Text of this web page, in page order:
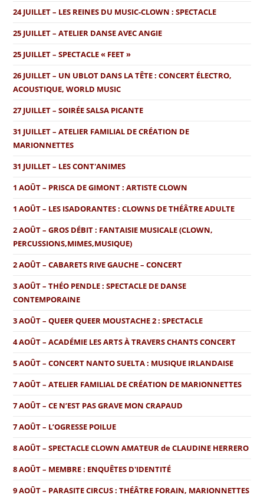
24 JUILLET – LES REINES DU MUSIC-CLOWN : SPECTACLE
25 JUILLET – ATELIER DANSE AVEC ANGIE
25 JUILLET – SPECTACLE « FEET »
26 JUILLET – UN UBLOT DANS LA TÊTE : CONCERT ÉLECTRO,
ACOUSTIQUE, WORLD MUSIC
27 JUILLET – SOIRÉE SALSA PICANTE
31 JUILLET – ATELIER FAMILIAL DE CRÉATION DE
MARIONNETTES
31 JUILLET – LES CONT'ANIMES
1 AOÛT – PRISCA DE GIMONT : ARTISTE CLOWN
1 AOÛT – LES ISADORANTES : CLOWNS DE THÉÂTRE ADULTE
2 AOÛT – GROS DÉBIT : FANTAISIE MUSICALE (CLOWN,
PERCUSSIONS,MIMES,MUSIQUE)
2 AOÛT – CABARETS RIVE GAUCHE – CONCERT
3 AOÛT – THÉO PENDLE : SPECTACLE DE DANSE
CONTEMPORAINE
3 AOÛT – QUEER QUEER MOUSTACHE 2 : SPECTACLE
4 AOÛT – ACADÉMIE LES ARTS À TRAVERS CHANTS CONCERT
5 AOÛT – CONCERT NANTO SUELTA : MUSIQUE IRLANDAISE
7 AOÛT – ATELIER FAMILIAL DE CRÉATION DE MARIONNETTES
7 AOÛT – CE N’EST PAS GRAVE MON CRAPAUD
7 AOÛT – L’OGRESSE POILUE
8 AOÛT – SPECTACLE CLOWN AMATEUR de CLAUDINE HERRERO
8 AOÛT – MEMBRE : ENQUÊTES D'IDENTITÉ
9 AOÛT – PARASITE CIRCUS : THÉÂTRE FORAIN, MARIONNETTES